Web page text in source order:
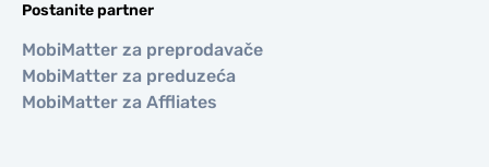
Postanite partner
MobiMatter za preprodavače
MobiMatter za preduzeća
MobiMatter za Affliates